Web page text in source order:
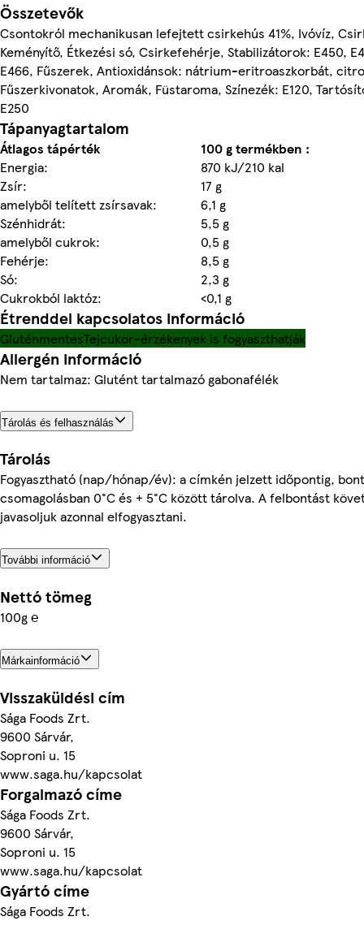
Összetevők
Csontokról mechanikusan lefejtett csirkehús 41%, Ivóvíz,
Keményítő, Étkezési só, Csirkefehérje, Stabilizátorok: E450,
E466, Fűszerek, Antioxidánsok: nátrium-eritroaszkorbát,
Fűszerkivonatok, Aromák, Füstaroma, Színezék: E120,
E250
Tápanyagtartalom
Átlagos tápérték
100 g termékben :
Energia:
870 kJ/210 kal
Zsír:
17 g
amelyből telített zsírsavak:
6,1 g
Szénhidrát:
5,5 g
amelyből cukrok:
0,5 g
Fehérje:
8,5 g
Só:
2,3 g
Cukrokból laktóz:
<0,1 g
Étrenddel kapcsolatos információ
GluténmentesTejcukor-érzékenyek is fogyaszthatják
Allergén információ
Nem tartalmaz: Glutént tartalmazó gabonafélék
Tárolás és felhasználás
Tárolás
Fogyasztható (nap/hónap/év): a címkén jelzett időpontig,
csomagolásban 0°C és + 5°C között tárolva. A felbontást
javasoljuk azonnal elfogyasztani.
További információ
Nettó tömeg
100g ℮
Márkainformáció
Visszaküldési cím
Sága Foods Zrt.
9600 Sárvár,
Soproni u. 15
www.saga.hu/kapcsolat
Forgalmazó címe
Sága Foods Zrt.
9600 Sárvár,
Soproni u. 15
www.saga.hu/kapcsolat
Gyártó címe
Sága Foods Zrt.